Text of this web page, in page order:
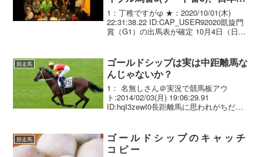
ディアドラ馬番9(ゲート番12)
1：丁稚ですがφ ★：2020/10/01(木)
22:31:38.22 ID:CAP_USER92020凱旋門
賞（G1）の出馬表が確定 10月4日（日
定しましたので...
競走馬
ゴールドシップは実は中距離馬な
んじゃないか？
1： 名無しさん＠実況で競馬板アウ
ト:2014/02/03(月) 19:06:29.91
ID:hqI3zewI0長距離馬に思われがちだが
春ローテはどうなるかわからな...
競走馬
ゴ ー ル ド シ ッ プ の キ ャ ッ チ
コ ピ ー